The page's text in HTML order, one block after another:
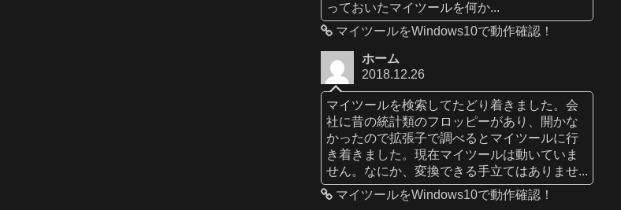
っておいたマイツールを何か...
マイツールをWindows10で動作確認！
ホーム
2018.12.26
マイツールを検索してたどり着きました。会
社に昔の統計類のフロッピーがあり、開かな
かったので拡張子で調べるとマイツールに行
き着きました。現在マイツールは動いていま
せん。なにか、変換できる手立てはありませ...
マイツールをWindows10で動作確認！